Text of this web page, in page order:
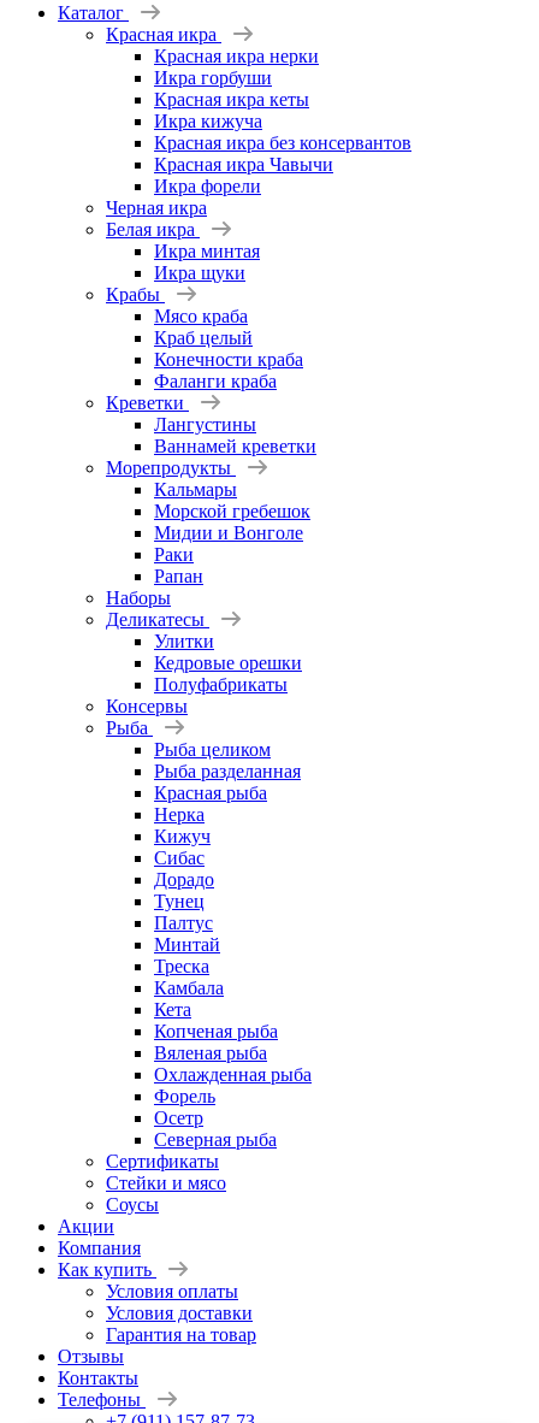
Каталог
Красная икра
Красная икра нерки
Икра горбуши
Красная икра кеты
Икра кижуча
Красная икра без консервантов
Красная икра Чавычи
Икра форели
Черная икра
Белая икра
Икра минтая
Икра щуки
Крабы
Мясо краба
Краб целый
Конечности краба
Фаланги краба
Креветки
Лангустины
Ваннамей креветки
Морепродукты
Кальмары
Морской гребешок
Мидии и Вонголе
Раки
Рапан
Наборы
Деликатесы
Улитки
Кедровые орешки
Полуфабрикаты
Консервы
Рыба
Рыба целиком
Рыба разделанная
Красная рыба
Нерка
Кижуч
Сибас
Дорадо
Тунец
Палтус
Минтай
Треска
Камбала
Кета
Копченая рыба
Вяленая рыба
Охлажденная рыба
Форель
Осетр
Северная рыба
Сертификаты
Стейки и мясо
Соусы
Акции
Компания
Как купить
Условия оплаты
Условия доставки
Гарантия на товар
Отзывы
Контакты
Телефоны